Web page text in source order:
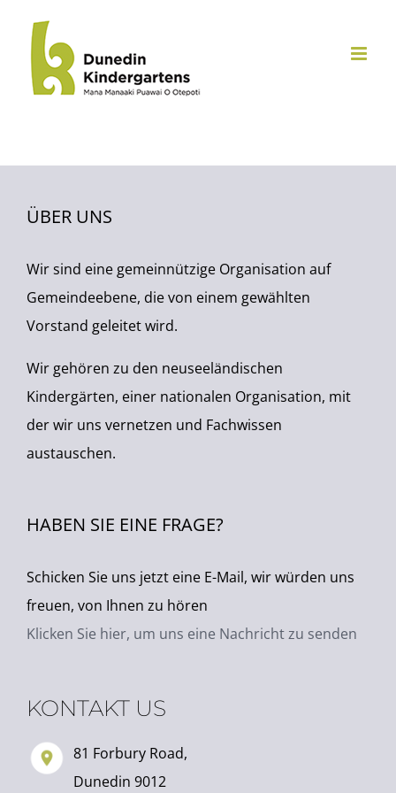
Inhalt
springen
ÜBER UNS
Wir sind eine gemeinnützige Organisation auf
Gemeindeebene, die von einem gewählten
Vorstand geleitet wird.
Wir gehören zu den neuseeländischen
Kindergärten, einer nationalen Organisation, mit
der wir uns vernetzen und Fachwissen
austauschen.
HABEN SIE EINE FRAGE?
Schicken Sie uns jetzt eine E-Mail, wir würden uns
freuen, von Ihnen zu hören
Klicken Sie hier, um uns eine Nachricht zu senden
KONTAKT US
81 Forbury Road,
Dunedin 9012